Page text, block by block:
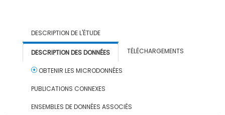
DESCRIPTION DE L'ÉTUDE
DESCRIPTION DES DONNÉES TÉLÉCHARGEMENTS
OBTENIR LES MICRODONNÉES
PUBLICATIONS CONNEXES
ENSEMBLES DE DONNÉES ASSOCIÉS